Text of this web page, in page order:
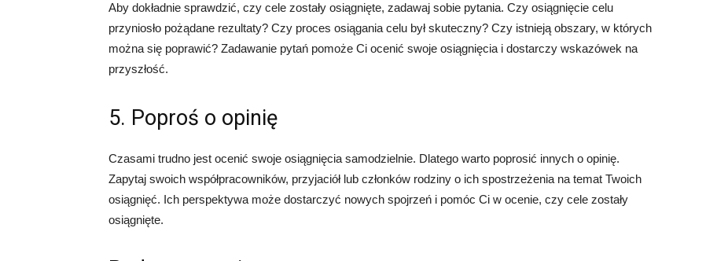
Aby dokładnie sprawdzić, czy cele zostały osiągnięte, zadawaj sobie pytania. Czy osiągnięcie celu
przyniosło pożądane rezultaty? Czy proces osiągania celu był skuteczny? Czy istnieją obszary, w których
można się poprawić? Zadawanie pytań pomoże Ci ocenić swoje osiągnięcia i dostarczy wskazówek na
przyszłość.
5. Poproś o opinię
Czasami trudno jest ocenić swoje osiągnięcia samodzielnie. Dlatego warto poprosić innych o opinię.
Zapytaj swoich współpracowników, przyjaciół lub członków rodziny o ich spostrzeżenia na temat Twoich
osiągnięć. Ich perspektywa może dostarczyć nowych spojrzeń i pomóc Ci w ocenie, czy cele zostały
osiągnięte.